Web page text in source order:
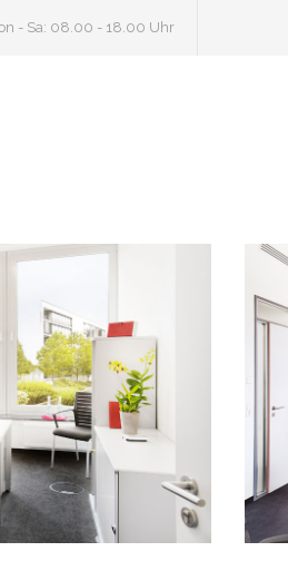
- Sa: 08.00 - 18.00 Uhr